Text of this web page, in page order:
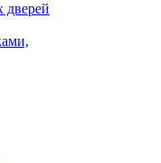
дверей